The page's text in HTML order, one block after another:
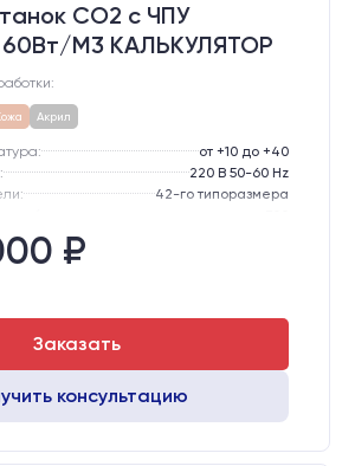
CO2 c ЧПУ
М3 КАЛЬКУЛЯТОР
Акрил
от +10 до +40
220 В 50-60 Hz
42-го типоразмера
Y:
Х:
₽
Заказать
консультацию